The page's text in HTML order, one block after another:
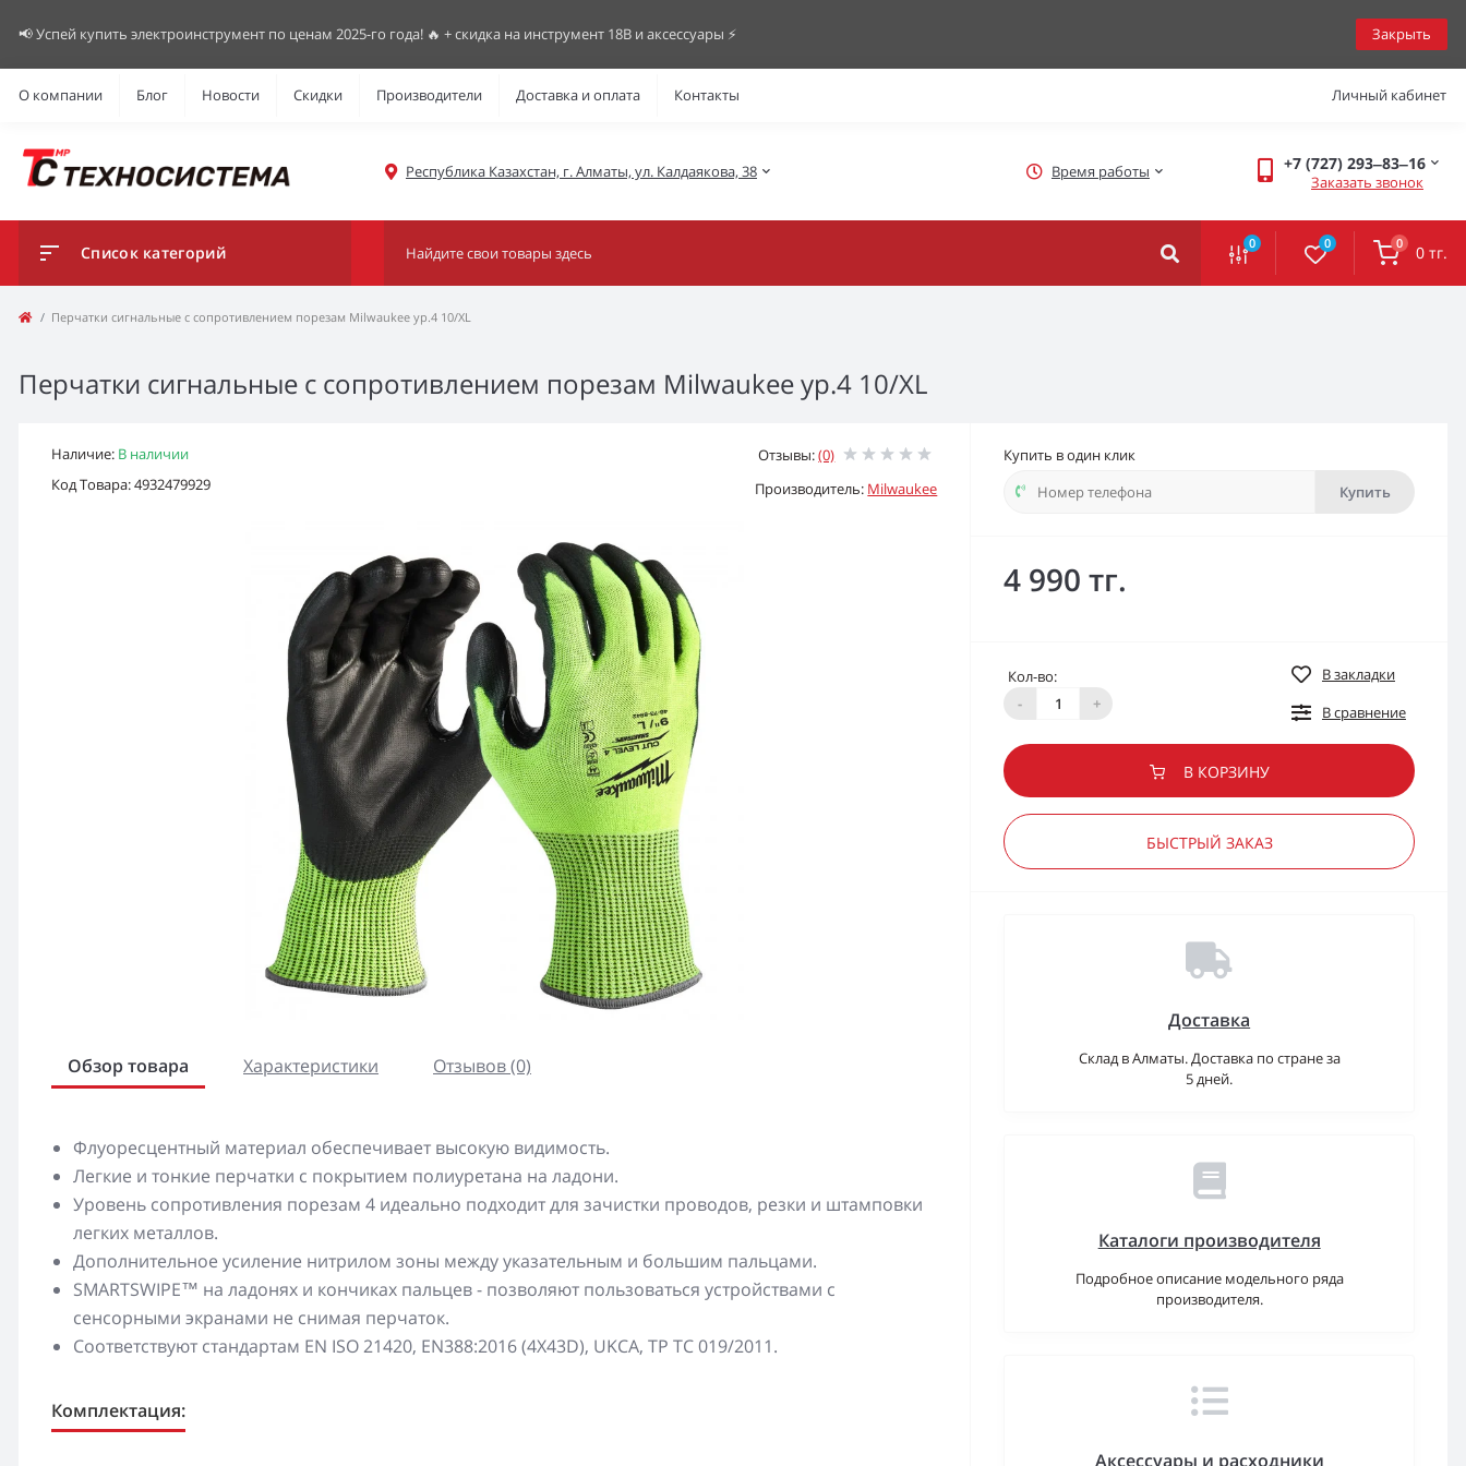
📢 Успей купить электроинструмент по ценам 2025-го года! 🔥 + скидка на инструмент 18В и аксессуары ⚡️ Закрыть
О компании Блог Новости Скидки Производители Доставка и оплата Контакты Личный кабинет
Республика Казахстан, г. Алматы, ул. Калдаякова, 38 Время работы +7 (727) 293‒83‒16
Заказать звонок
Список категорий 0 0 0 0 тг.
Перчатки сигнальные с сопротивлением порезам Milwaukee ур.4 10/XL
Перчатки сигнальные с сопротивлением порезам Milwaukee ур.4 10/XL
Наличие: В наличии
Код Товара: 4932479929
Отзывы:(0)
Производитель: Milwaukee
Обзор товара Характеристики Отзывов (0)
Флуоресцентный материал обеспечивает высокую видимость.
Легкие и тонкие перчатки с покрытием полиуретана на ладони.
Уровень сопротивления порезам 4 идеально подходит для зачистки проводов, резки и штамповки
легких металлов.
Дополнительное усиление нитрилом зоны между указательным и большим пальцами.
SMARTSWIPE™ на ладонях и кончиках пальцев - позволяют пользоваться устройствами с
сенсорными экранами не снимая перчаток.
Соответствуют стандартам EN ISO 21420, EN388:2016 (4X43D), UKCA, ТР ТС 019/2011.
Комплектация:
Купить в один клик
Купить
4 990 тг.
Кол-во:
-
+
В закладки
В сравнение
В КОРЗИНУ
БЫСТРЫЙ ЗАКАЗ
Доставка
Склад в Алматы. Доставка по стране за
5 дней.
Каталоги производителя
Подробное описание модельного ряда
производителя.
Аксессуары и расходники